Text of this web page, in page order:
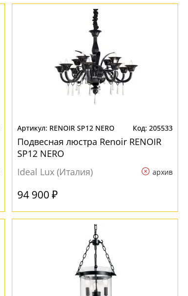
RENOIR SP12 NERO 205533
Подвесная люстра Renoir RENOIR
SP12 NERO
Ideal Lux (Италия)
архив
94 900 ₽